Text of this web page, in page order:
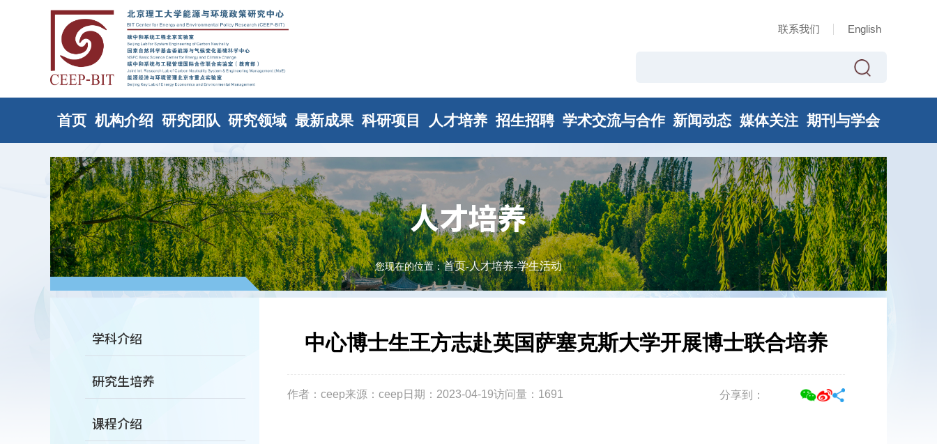
联系我们 English
首页 机构介绍 研究团队 研究领域 最新成果 科研项目 人才培养 招生招聘 学术交流与合作 新闻动态 媒体关注 期刊与学会
人才培养
您现在的位置：首页-人才培养-学生活动
学科介绍
研究生培养
课程介绍
中心博士生王方志赴英国萨塞克斯大学开展博士联合培养
作者：ceep来源：ceep 日期：2023-04-19访问量： 1691 分享到：